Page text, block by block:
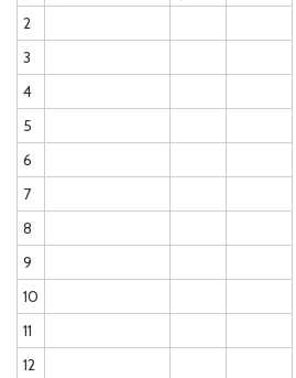
2
3
4
5
6
7
8
9
10
11
12